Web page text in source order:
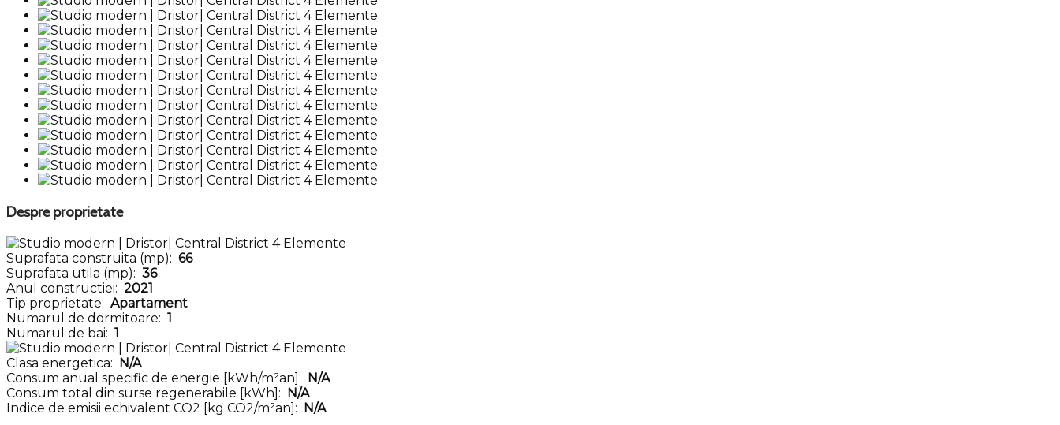
Despre proprietate
Suprafata construita (mp): 66
Suprafata utila (mp): 36
Anul constructiei: 2021
Tip proprietate: Apartament
Numarul de dormitoare: 1
Numarul de bai: 1
Clasa energetica: N/A
Consum anual specific de energie [kWh/m²an]: N/A
Consum total din surse regenerabile [kWh]: N/A
Indice de emisii echivalent CO2 [kg CO2/m²an]: N/A